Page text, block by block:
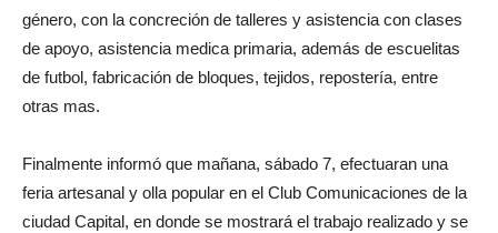
género, con la concreción de talleres y asistencia con clases
de apoyo, asistencia medica primaria, además de escuelitas
de futbol, fabricación de bloques, tejidos, repostería, entre
otras mas.
Finalmente informó que mañana, sábado 7, efectuaran una
feria artesanal y olla popular en el Club Comunicaciones de la
ciudad Capital, en donde se mostrará el trabajo realizado y se